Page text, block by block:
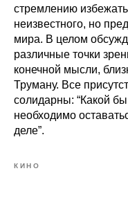
стремлению
неизвестного, но
мира. В целом
различные точки
конечной мысли,
Труману. Все
солидарны: “Какой
необходимо
деле”.
КИНО